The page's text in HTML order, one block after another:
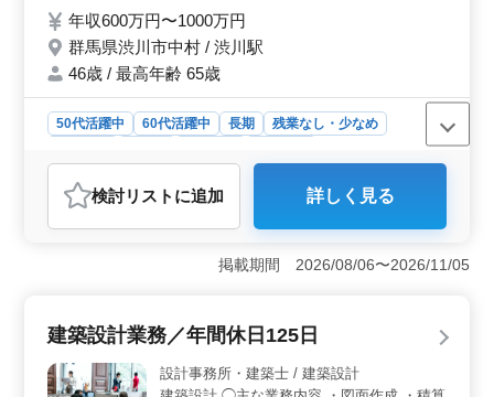
あるベテラン層をお待ちしてます！
年収600万円〜1000万円
群馬県渋川市中村 / 渋川駅
46歳 / 最高年齢 65歳
50代活躍中 60代活躍中 長期
残業なし・少なめ
おすすめポイント
＜経験を活かせる環境＞ 渋川市の法律事務所で弁護士
を募集しています。相続や離婚問題を中心に一般民事事
件も多く取り扱っています。経験・知識・スキルを活用
代も活躍中の職場です。年齢に関係なく、経験豊富な方
を求めています。落ち着いた環境で自身のスキルを存分
に発揮できます。 ＜働きやすさと福利厚生＞ 週5日
検討リスト に追加 詳しく見る
掲載期間 2026/08/06〜2026/11/05
建築設計業務／年間休日125日
設計事務所・建築士 / 建築設計